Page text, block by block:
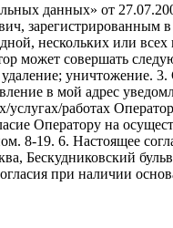
данных» от
зарегистрированным в
нескольких или
может совершать
уничтожение.
в мой адрес
работах
Оператору на
8-19. 6. Настоящее
Бескудниковский
при наличии